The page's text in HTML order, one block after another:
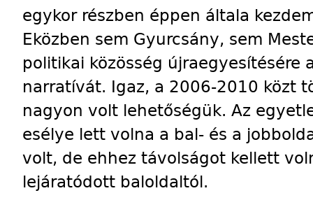
egykor részben éppen általa
Eközben sem Gyurcsány, sem
politikai közösség újraegyesítésére
narratívát. Igaz, a 2006-2010 közt
nagyon volt lehetőségük. Az
esélye lett volna a bal- és a
volt, de ehhez távolságot kellett
lejáratódott baloldaltól.